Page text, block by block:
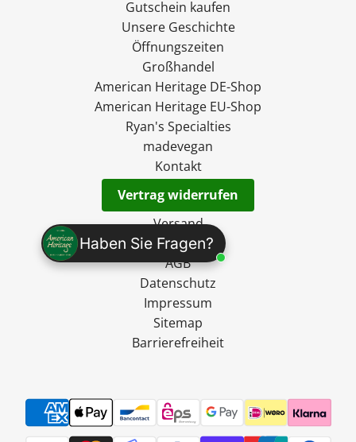
Haben Sie Fragen?
Gutschein kaufen
Unsere Geschichte
Öffnungszeiten
Großhandel
American Heritage DE-Shop
American Heritage EU-Shop
Ryan's Specialties
madevegan
Kontakt
Vertrag widerrufen
Versand
Widerruf
AGB
Datenschutz
Impressum
Sitemap
Barrierefreiheit